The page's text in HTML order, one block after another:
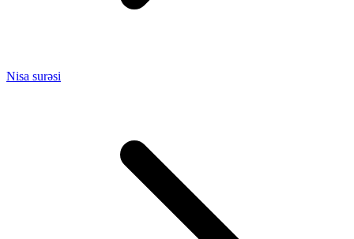
Nisa surəsi